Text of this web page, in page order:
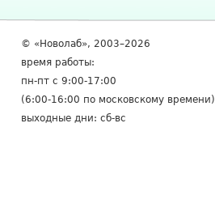
© «Новолаб», 2003–2026
время работы:
пн-пт с 9:00-17:00
(6:00-16:00 по московскому времени)
выходные дни: сб-вс